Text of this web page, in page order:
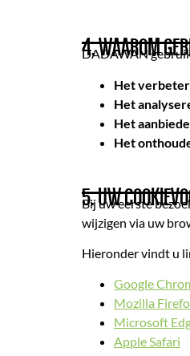
4. WAAROM
DADAWAN
Het
Het
Het
Het
5. UW
Bij uw eerste
wijzigen via uw
Hieronder vindt u
Google
Mozilla
Microsoft
Apple Safari